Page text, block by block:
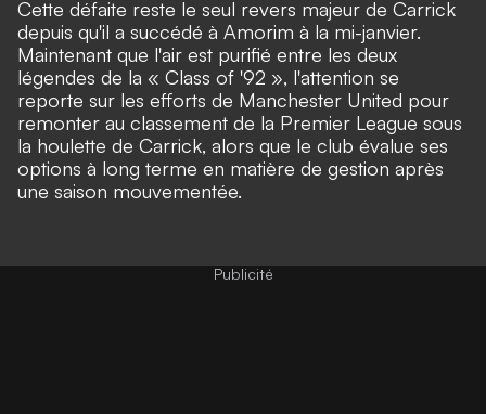
Cette défaite reste le seul revers majeur de Carrick
depuis qu'il a succédé à Amorim à la mi-janvier.
Maintenant que l'air est purifié entre les deux
légendes de la « Class of '92 », l'attention se
reporte sur les efforts de Manchester United pour
remonter au classement de la Premier League sous
la houlette de Carrick, alors que le club évalue ses
options à long terme en matière de gestion après
une saison mouvementée.